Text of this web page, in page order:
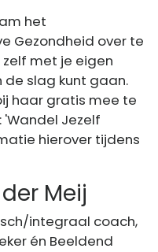
het
Gezondheid over te
met je eigen
slag kunt gaan.
haar gratis mee te
Jezelf
hierover tijdens
Meij
integraal coach,
én Beeldend